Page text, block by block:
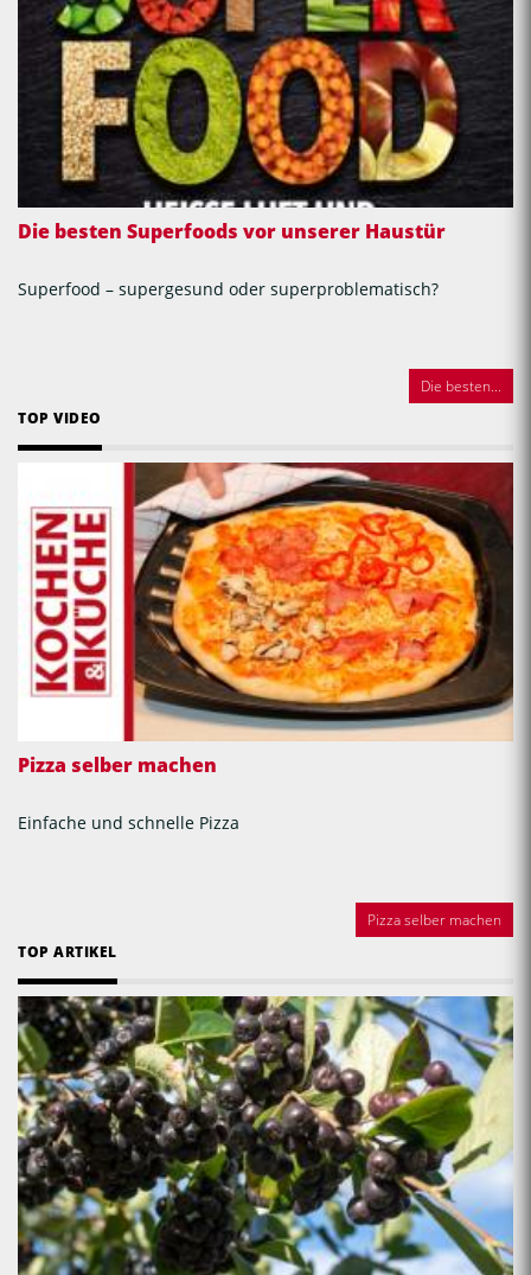
Die besten Superfoods vor unserer Haustür
Superfood – supergesund oder superproblematisch?
Die besten...
TOP VIDEO
Pizza selber machen
Einfache und schnelle Pizza
Pizza selber machen
TOP ARTIKEL